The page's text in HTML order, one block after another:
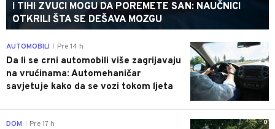
I TIHI ZVUCI MOGU DA POREMETE SAN: NAUČNICI
OTKRILI ŠTA SE DEŠAVA MOZGU
0
AUTOMOBILI Pre 14 h
Da li se crni automobili više zagrijavaju
na vrućinama: Automehaničar
savjetuje kako da se vozi tokom ljeta
0
DOM Pre 17 h